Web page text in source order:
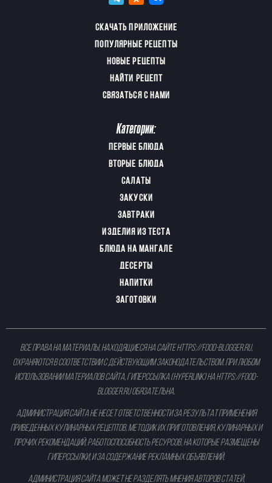
СКАЧАТЬ ПРИЛОЖЕНИЕ
ПОПУЛЯРНЫЕ РЕЦЕПТЫ
НОВЫЕ РЕЦЕПТЫ
НАЙТИ РЕЦЕПТ
СВЯЗАТЬСЯ С НАМИ
Категории:
ПЕРВЫЕ БЛЮДА
ВТОРЫЕ БЛЮДА
САЛАТЫ
ЗАКУСКИ
ЗАВТРАКИ
ИЗДЕЛИЯ ИЗ ТЕСТА
БЛЮДА НА МАНГАЛЕ
ДЕСЕРТЫ
НАПИТКИ
ЗАГОТОВКИ
Все права на материалы, находящиеся на сайтеhttps://food-blogger.ru,
охраняются в соответствии с действующим законодательством. При любом
использовании материалов сайта, гиперссылка (hyperlink) наhttps://food-
blogger.ruобязательна.
Администрация сайта не несет ответственности за результат применения
приведенных кулинарных рецептов, методик их приготовления, кулинарных и
прочих рекомендаций, работоспособность ресурсов, на которые размещены
гиперссылки, и за содержание рекламных объявлений.
Администрация сайта может не разделять мнения авторов статей,